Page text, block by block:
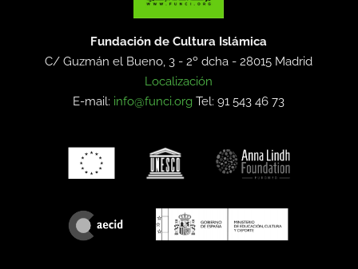
Fundación de Cultura Islámica
C/ Guzmán el Bueno, 3 - 2º dcha -28015 Madrid
Localización
E-mail: info@funci.org Tel: 91 543 46 73